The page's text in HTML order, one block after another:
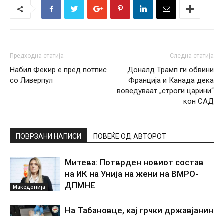
Предходна статија
Набил Фекир е пред потпис
со Ливерпул
Следна статија
Доналд Трамп ги обвини
Франција и Канада дека
воведуваат „строги царини“
кон САД
ПОВРЗАНИ НАПИСИ ПОВЕЌЕ ОД АВТОРОТ
Македонија
Митева: Потврден новиот состав
на ИК на Унија на жени на ВМРО-
ДПМНЕ
На Табановце, кај грчки државјанин